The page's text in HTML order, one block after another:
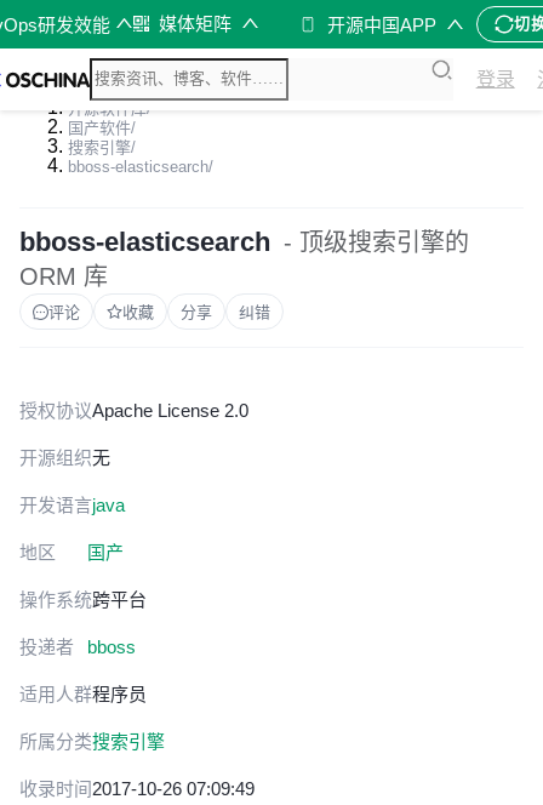
研发效能 媒体矩阵 开源中国APP 切
登录
开源软件库/
国产软件/
搜索引擎/
bboss-elasticsearch/
bboss-elasticsearch - 顶级搜索引擎的
ORM 库
评论 收藏 分享 纠错
授权协议Apache License 2.0
开源组织无
开发语言java
地区 国产
操作系统跨平台
投递者 bboss
适用人群程序员
所属分类搜索引擎
收录时间2017-10-26 07:09:49